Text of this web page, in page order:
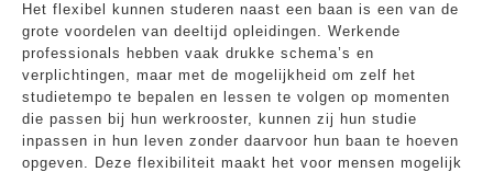
Het flexibel kunnen studeren naast een baan is een van de
grote voordelen van deeltijd opleidingen. Werkende
professionals hebben vaak drukke schema’s en
verplichtingen, maar met de mogelijkheid om zelf het
studietempo te bepalen en lessen te volgen op momenten
die passen bij hun werkrooster, kunnen zij hun studie
inpassen in hun leven zonder daarvoor hun baan te hoeven
opgeven. Deze flexibiliteit maakt het voor mensen mogelijk